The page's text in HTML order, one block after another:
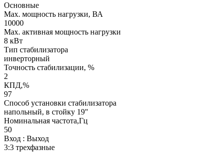
Основные
Мах. мощность нагрузки, ВА
10000
Max. активная мощность нагрузки
8 кВт
Тип стабилизатора
инверторный
Точность стабилизации, %
2
КПД,%
97
Способ установки стабилизатора
напольный, в стойку 19"
Номинальная частота,Гц
50
Вход : Выход
3:3 трехфазные